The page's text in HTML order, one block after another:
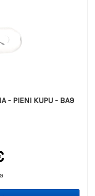
- PIENI KUPU - BA9